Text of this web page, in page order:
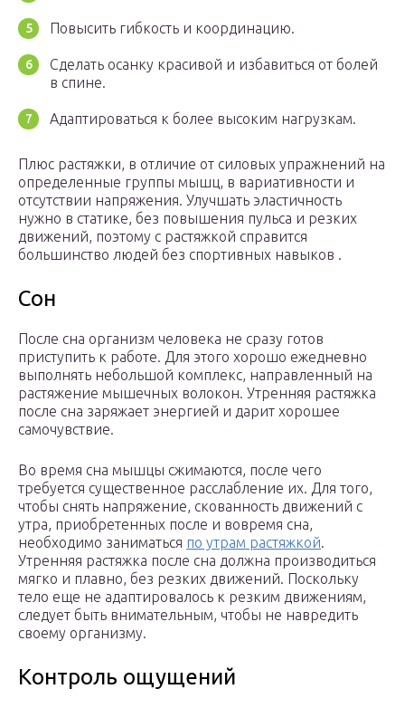
Повысить гибкость и координацию.
Сделать осанку красивой и избавиться от болей
в спине.
Адаптироваться к более высоким нагрузкам.
Плюс растяжки, в отличие от силовых упражнений на
определенные группы мышц, в вариативности и
отсутствии напряжения. Улучшать эластичность
нужно в статике, без повышения пульса и резких
движений, поэтому с растяжкой справится
большинство людей без спортивных навыков .
Сон
После сна организм человека не сразу готов
приступить к работе. Для этого хорошо ежедневно
выполнять небольшой комплекс, направленный на
растяжение мышечных волокон. Утренняя растяжка
после сна заряжает энергией и дарит хорошее
самочувствие.
Во время сна мышцы сжимаются, после чего
требуется существенное расслабление их. Для того,
чтобы снять напряжение, скованность движений с
утра, приобретенных после и вовремя сна,
необходимо заниматься по утрам растяжкой.
Утренняя растяжка после сна должна производиться
мягко и плавно, без резких движений. Поскольку
тело еще не адаптировалось к резким движениям,
следует быть внимательным, чтобы не навредить
своему организму.
Контроль ощущений